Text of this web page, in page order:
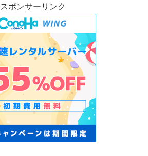
スポンサーリンク